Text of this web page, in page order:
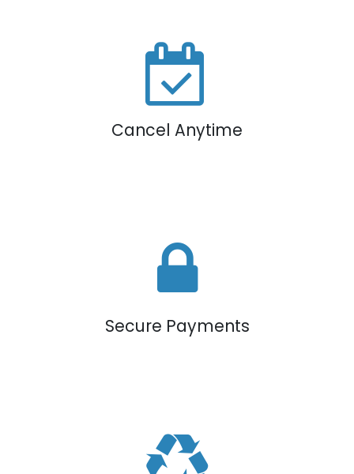
Cancel Anytime
Secure Payments